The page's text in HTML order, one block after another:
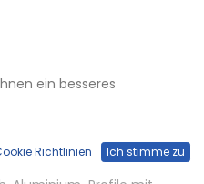
200x60mm
ein besseres
Richtlinien Ich stimme zu